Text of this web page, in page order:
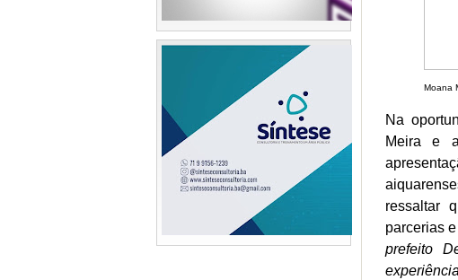
Moana
Na
Meira e
ressaltar
parcerias
prefeito